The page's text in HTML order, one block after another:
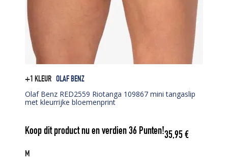
+1 KLEUR OLAF BENZ
Olaf Benz RED2559 Riotanga 109867 mini tangaslip
met kleurrijke bloemenprint
Koop dit product nu en verdien36 Punten!35,95€
M